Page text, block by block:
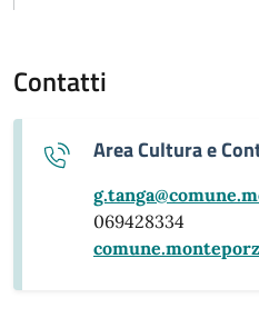
Contatti
Area Cultura e
069428334